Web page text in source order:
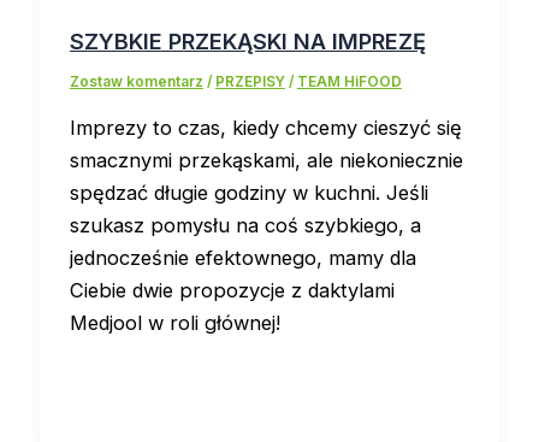
SZYBKIE PRZEKĄSKI NA IMPREZĘ
Zostaw komentarz / PRZEPISY/ TEAM HiFOOD
Imprezy to czas, kiedy chcemy cieszyć się
smacznymi przekąskami, ale niekoniecznie
spędzać długie godziny w kuchni. Jeśli
szukasz pomysłu na coś szybkiego, a
jednocześnie efektownego, mamy dla
Ciebie dwie propozycje z daktylami
Medjool w roli głównej!